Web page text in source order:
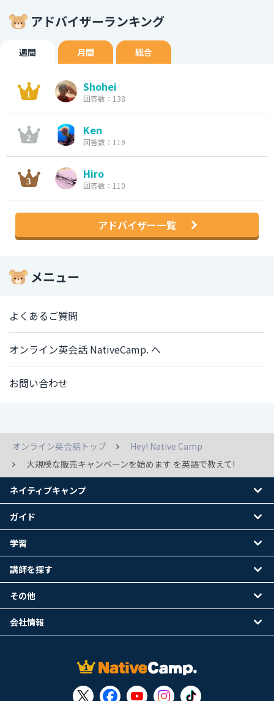
アドバイザーランキング
週間 月間 総合
Shohei
回答数：138
Ken
回答数：119
Hiro
回答数：110
アドバイザー一覧
メニュー
よくあるご質問
オンライン英会話 NativeCamp. へ
お問い合わせ
オンライン英会話トップ
Hey! Native Camp
大規模な販売キャンペーンを始めます を英語で教えて!
ネイティブキャンプ
ガイド
学習
講師を探す
その他
会社情報